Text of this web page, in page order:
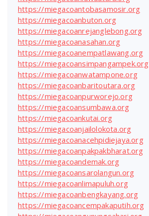
https://miegacoantobasamosir.org
https://miegacoanbuton.org
https://miegacoanrejanglebong.org
https://miegacoanasahan.org
https://miegacoanempatlawang.org
https://miegacoansimpangampek.org
https://miegacoanwatampone.org
https://miegacoanbaritoutara.org
https://miegacoanpurworejo.org
https://miegacoansumbawa.org
https://miegacoankutai.org
https://miegacoanjailolokota.org
https://miegacoanacehpidiejaya.org
https://miegacoanpakpakbharat.org
https://miegacoandemak.org
https://miegacoansarolangun.org
https://miegacoanlimapuluh.org
https://miegacoanbengkayang.org
https://miegacoancempakaputih.org